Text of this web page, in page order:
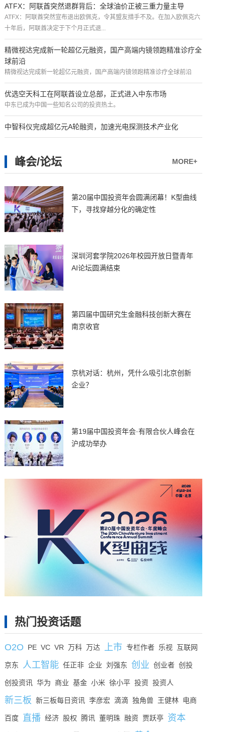
ATFX：阿联酋突然退群背后：全球油价正被三重力量主导
ATFX：阿联酋突然宣布退出欧佩克，令其盟友措手不及。在加入欧佩克六
十年后，阿联酋决定于下个月正式退...
精微视达完成新一轮超亿元融资，国产高端内镜领跑精准诊疗全
球前沿
精微视达完成新一轮超亿元融资，国产高端内镜领跑精准诊疗全球前沿
优选空天科工在阿联酋设立总部，正式进入中东市场
中东已成为中国一些知名公司的投资热土。
中智科仪完成超亿元A轮融资，加速光电探测技术产业化
MORE+
峰会/论坛
第20届中国投资年会圆满闭幕！K型曲线
下，寻找穿越分化的确定性
深圳河套学院2026年校园开放日暨青年
AI论坛圆满结束
第四届中国研究生金融科技创新大赛在
南京收官
京杭对话：杭州，凭什么吸引北京创新
企业？
第19届中国投资年会·有限合伙人峰会在
沪成功举办
热门投资话题
O2O PE VC VR 万科 万达 上市 专栏作者 乐视 互联网
京东 人工智能 任正非 企业 刘强东 创业 创业者 创投
创投资讯 华为 商业 基金 小米 徐小平 投资 投资人
新三板 新三板每日资讯 李彦宏 滴滴 独角兽 王健林 电商
百度 直播 经济 股权 腾讯 董明珠 融资 贾跃亭 资本